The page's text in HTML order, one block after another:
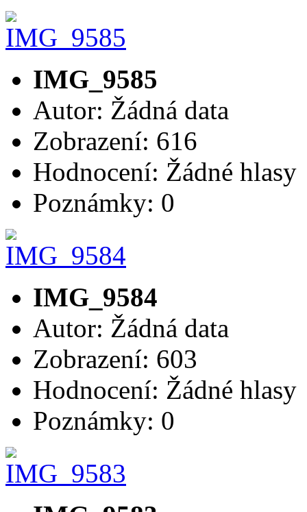
IMG_9585
Autor: Žádná data
Zobrazení: 616
Hodnocení: Žádné hlasy
Poznámky: 0
IMG_9584
Autor: Žádná data
Zobrazení: 603
Hodnocení: Žádné hlasy
Poznámky: 0